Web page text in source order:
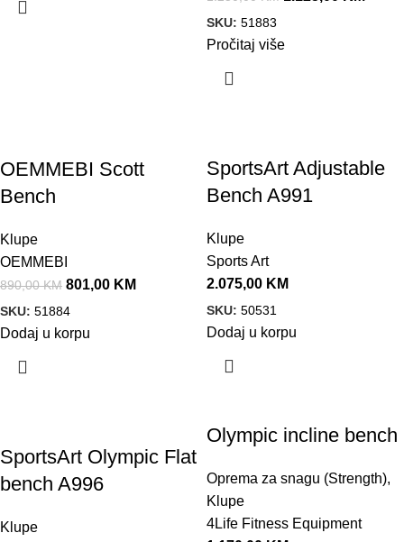
SKU: 51883
Pročitaj više
OEMMEBI Scott
Bench
Klupe
OEMMEBI
890,00KM 801,00 KM
SKU: 51884
Dodaj u korpu
SportsArt Adjustable
Bench A991
Klupe
Sports Art
2.075,00 KM
SKU: 50531
Dodaj u korpu
SportsArt Olympic Flat
bench A996
Klupe
Olympic incline bench
Oprema za snagu (Strength),
Klupe
4Life Fitness Equipment